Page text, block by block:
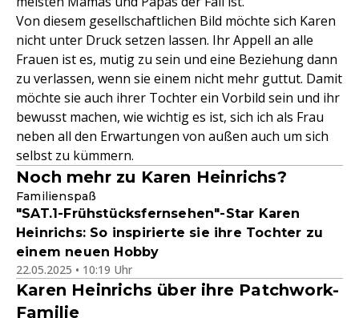
Von diesem gesellschaftlichen Bild möchte sich Karen
nicht unter Druck setzen lassen. Ihr Appell an alle
Frauen ist es, mutig zu sein und eine Beziehung dann
zu verlassen, wenn sie einem nicht mehr guttut. Damit
möchte sie auch ihrer Tochter ein Vorbild sein und ihr
bewusst machen, wie wichtig es ist, sich ich als Frau
neben all den Erwartungen von außen auch um sich
selbst zu kümmern.
Noch mehr zu Karen Heinrichs?
Familienspaß
"SAT.1-Frühstücksfernsehen"-Star Karen
Heinrichs: So inspirierte sie ihre Tochter zu
einem neuen Hobby
22.05.2025 • 10:19 Uhr
Karen Heinrichs über ihre Patchwork-
Familie